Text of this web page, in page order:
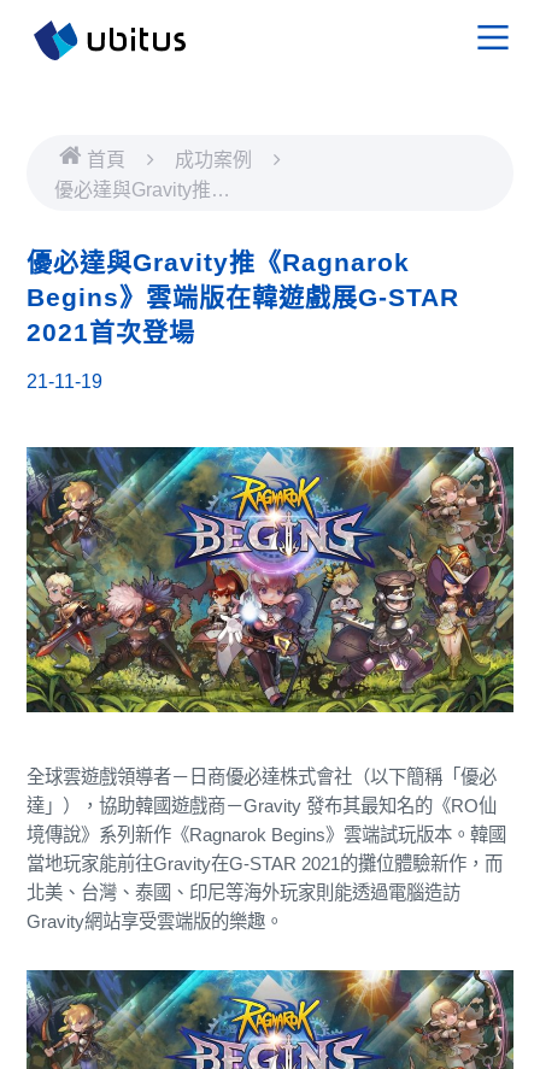
首頁
成功案例
優必達與Gravity推
版在韓遊戲展G-STAR
2021首次登場
優必達與Gravity推《Ragnarok
Begins》雲端版在韓遊戲展G-STAR
2021首次登場
21-11-19
全球雲遊戲領導者－日商優必達株式會社（以下簡稱「優必
達」），協助韓國遊戲商－Gravity 發布其最知名的《RO仙
境傳說》系列新作《Ragnarok Begins》雲端試玩版本。韓國
當地玩家能前往Gravity在G-STAR 2021的攤位體驗新作，而
北美、台灣、泰國、印尼等海外玩家則能透過電腦造訪
Gravity網站享受雲端版的樂趣。